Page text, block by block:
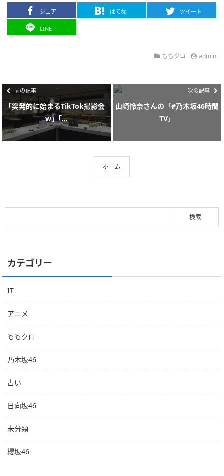
シェア はてな ツイート
LINE
ももクロ admin
前の記事
｢突発的に始まるTikTok撮影会
w」｢...
次の記事
山崎怜奈さんの「#乃木坂46時間
TV」
ホーム
カテゴリー
IT
アニメ
ももクロ
乃木坂46
占い
日向坂46
未分類
櫻坂46